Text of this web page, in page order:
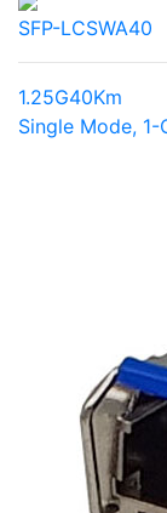
SFP-LCSWA40
1.25G40Km
Single Mode, 1-